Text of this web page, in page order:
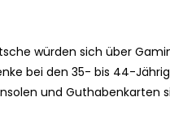
würden sich über
bei den 35- bis 44-
und